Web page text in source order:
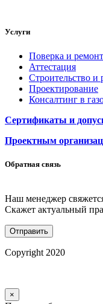
Услуги
Поверка и ремонт
Аттестация
Строительство и
Проектирование
Консалтинг в
Сертификаты и
Проектным
Обратная связь
Наш менеджер
Скажет актуальный
Copyright 2020
×